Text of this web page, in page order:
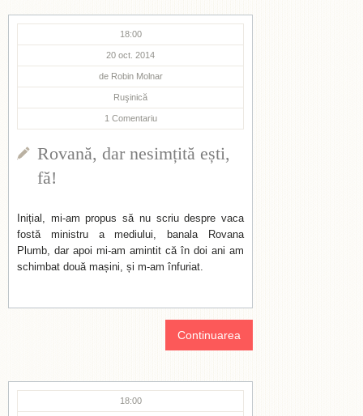
18:00
20 oct. 2014
de Robin Molnar
Ruşinică
1 Comentariu
Rovană, dar nesimțită ești,
fă!
Inițial, mi-am propus să nu scriu despre vaca
fostă ministru a mediului, banala Rovana
Plumb, dar apoi mi-am amintit că în doi ani am
schimbat două mașini, și m-am înfuriat.
Continuarea
18:00